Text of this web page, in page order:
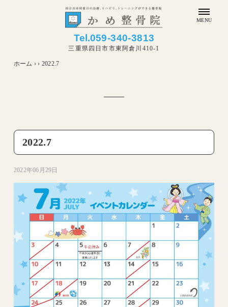
Tel.059-340-3813
三重県四日市市東阿倉川410-1
MENU
ホーム › › 2022.7
2022.7
2022年06月29日